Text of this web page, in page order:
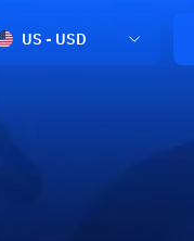
US - USD